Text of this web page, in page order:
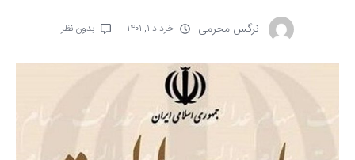
نرگس محرمی خرداد ۱, ۱۴۰۱ بدون نظر